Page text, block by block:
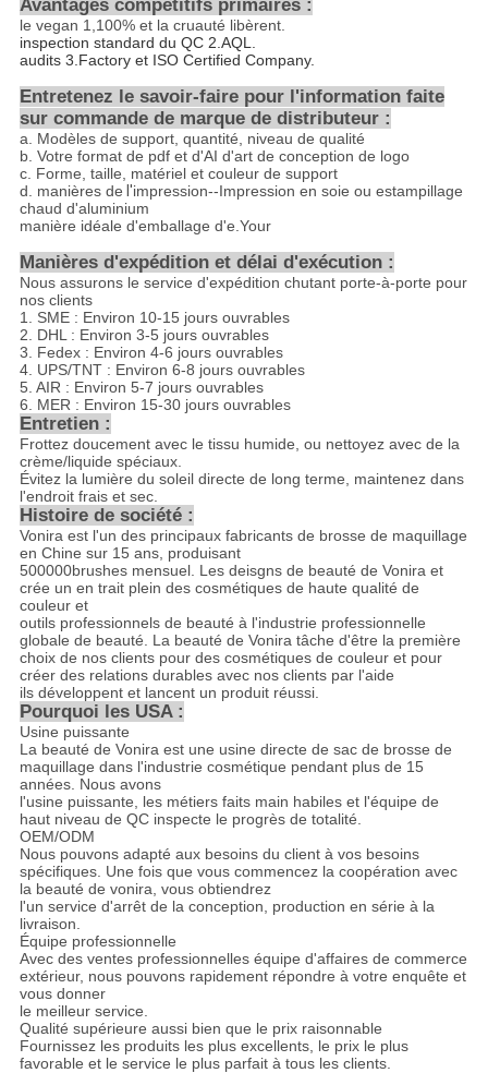
Avantages compétitifs primaires :
le vegan 1,100%et la cruauté libèrent.
inspection standard du QC 2.AQL.
audits 3.Factory et ISO Certified Company.
Entretenez le savoir-faire pour l'information faite
sur commande de marque de distributeur :
a. Modèles de support, quantité, niveau de qualité
b. Votre format de pdf et d'AI d'art de conception de logo
c. Forme, taille, matériel et couleur de support
d. manières de l'impression--Impression en soie ou estampillage
chaud d'aluminium
manière idéale d'emballage d'e.Your
Manières d'expédition et délai d'exécution :
Nous assurons le service d'expédition chutant porte-à-porte pour
nos clients
1. SME : Environ 10-15 jours ouvrables
2. DHL : Environ 3-5 jours ouvrables
3. Fedex : Environ 4-6 jours ouvrables
4. UPS/TNT : Environ 6-8 jours ouvrables
5. AIR : Environ 5-7 jours ouvrables
6. MER : Environ 15-30 jours ouvrables
Entretien :
Frottez doucement avec le tissu humide, ou nettoyez avec de la
crème/liquide spéciaux.
Évitez la lumière du soleil directe de long terme, maintenez dans
l'endroit frais et sec.
Histoire de société :
Vonira est l'un des principaux fabricants de brosse de maquillage
en Chine sur 15 ans, produisant
500000brushes mensuel. Les deisgns de beauté de Vonira et
crée un en trait plein des cosmétiques de haute qualité de
couleur et
outils professionnels de beauté à l'industrie professionnelle
globale de beauté. La beauté de Vonira tâche d'être la première
choix de nos clients pour des cosmétiques de couleur et pour
créer des relations durables avec nos clients par l'aide
ils développent et lancent un produit réussi.
Pourquoi les USA :
Usine puissante
La beauté de Vonira est une usine directe de sac de brosse de
maquillage dans l'industrie cosmétique pendant plus de 15
années. Nous avons
l'usine puissante, les métiers faits main habiles et l'équipe de
haut niveau de QC inspecte le progrès de totalité.
OEM/ODM
Nous pouvons adapté aux besoins du client à vos besoins
spécifiques. Une fois que vous commencez la coopération avec
la beauté de vonira, vous obtiendrez
l'un service d'arrêt de la conception, production en série à la
livraison.
Équipe professionnelle
Avec des ventes professionnelles équipe d'affaires de commerce
extérieur, nous pouvons rapidement répondre à votre enquête et
vous donner
le meilleur service.
Qualité supérieure aussi bien que le prix raisonnable
Fournissez les produits les plus excellents, le prix le plus
favorable et le service le plus parfait à tous les clients.